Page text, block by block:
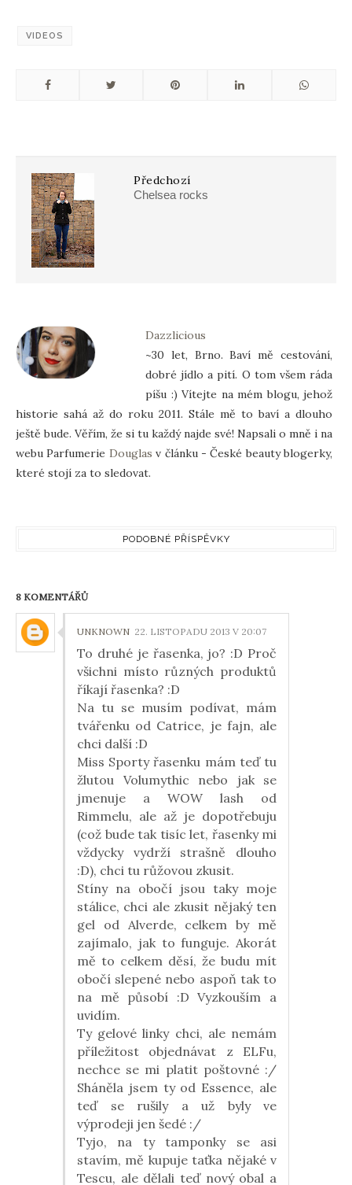
VIDEOS
Předchozí
Chelsea rocks
Dazzlicious
~30 let, Brno. Baví mě cestování,
dobré jídlo a pití. O tom všem ráda
píšu :) Vítejte na mém blogu, jehož
historie sahá až do roku 2011. Stále mě to baví a dlouho
ještě bude. Věřím, že si tu každý najde své! Napsali o mně i na
webu Parfumerie Douglas v článku - České beauty blogerky,
které stojí za to sledovat.
PODOBNÉ PŘÍSPĚVKY
8 KOMENTÁŘŮ
UNKNOWN 22. LISTOPADU 2013 V 20:07
To druhé je řasenka, jo? :D Proč
všichni místo různých produktů
říkají řasenka? :D
Na tu se musím podívat, mám
tvářenku od Catrice, je fajn, ale
chci další :D
Miss Sporty řasenku mám teď tu
žlutou Volumythic nebo jak se
jmenuje a WOW lash od
Rimmelu, ale až je dopotřebuju
(což bude tak tisíc let, řasenky mi
vždycky vydrží strašně dlouho
:D), chci tu růžovou zkusit.
Stíny na obočí jsou taky moje
stálice, chci ale zkusit nějaký ten
gel od Alverde, celkem by mě
zajímalo, jak to funguje. Akorát
mě to celkem děsí, že budu mít
obočí slepené nebo aspoň tak to
na mě působí :D Vyzkouším a
uvidím.
Ty gelové linky chci, ale nemám
příležitost objednávat z ELFu,
nechce se mi platit poštovné :/
Sháněla jsem ty od Essence, ale
teď se rušily a už byly ve
výprodeji jen šedé :/
Tyjo, na ty tamponky se asi
stavím, mě kupuje taťka nějaké v
Tescu, ale dělali teď nový obal a